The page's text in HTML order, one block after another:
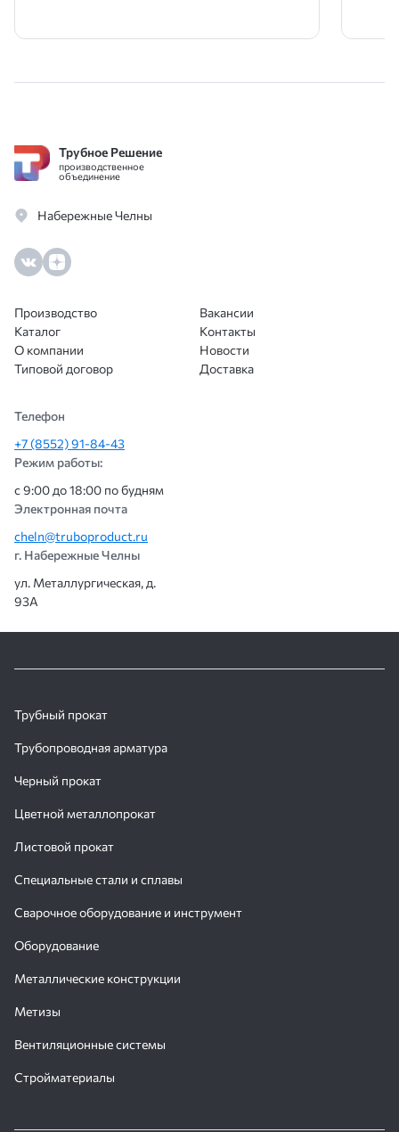
Трубное Решение
производственное
объединение
Набережные Челны
Производство
Каталог
О компании
Типовой договор
Вакансии
Контакты
Новости
Доставка
Телефон
+7 (8552) 91-84-43
Режим работы:
с 9:00 до 18:00 по будням
Электронная почта
cheln@truboproduct.ru
г. Набережные Челны
ул. Металлургическая, д.
93А
Трубный прокат
Трубопроводная арматура
Черный прокат
Цветной металлопрокат
Листовой прокат
Специальные стали и сплавы
Сварочное оборудование и инструмент
Оборудование
Металлические конструкции
Метизы
Вентиляционные системы
Стройматериалы